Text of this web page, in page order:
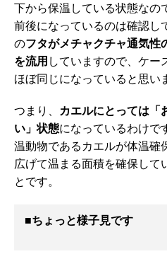
下から保温している状態なの
前後になっているのは確認し
のフタがメチャクチャ通気性
を流用 していますので、ケー
ほぼ同じになっていると思い
つまり、 カエルにとっては「
い」状態になっているわけで
温動物であるカエルが体温確
広げて温まる面積を確保して
とです。
■ちょっと様子見です